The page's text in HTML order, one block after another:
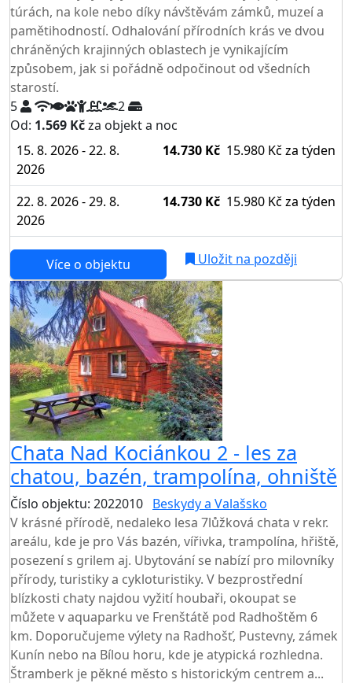
túrách, na kole nebo díky návštěvám zámků, muzeí a
pamětihodností. Odhalování přírodních krás ve dvou
chráněných krajinných oblastech je vynikajícím
způsobem, jak si pořádně odpočinout od všedních
starostí.
5
2
Od: 1.569 Kčza objekt a noc
15. 8. 2026 - 22. 8.
2026
14.730 Kč 15.980 Kč za týden
22. 8. 2026 - 29. 8.
2026
14.730 Kč 15.980 Kč za týden
Více o objektu
Uložit na později
Chata Nad Kociánkou 2 - les za
chatou, bazén, trampolína, ohniště
Číslo objektu: 2022010 Beskydy a Valašsko
V krásné přírodě, nedaleko lesa 7lůžková chata v rekr.
areálu, kde je pro Vás bazén, vířivka, trampolína, hřiště,
posezení s grilem aj. Ubytování se nabízí pro milovníky
přírody, turistiky a cykloturistiky. V bezprostřední
blízkosti chaty najdou vyžití houbaři, okoupat se
můžete v aquaparku ve Frenštátě pod Radhoštěm 6
km. Doporučujeme výlety na Radhošť, Pustevny, zámek
Kunín nebo na Bílou horu, kde je atypická rozhledna.
Štramberk je pěkné město s historickým centrem a...